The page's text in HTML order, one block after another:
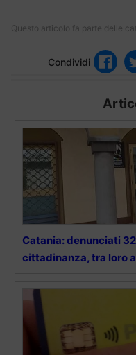
Questo articolo fa parte delle
Condividi
Catania: denunciati
cittadinanza, tra loro